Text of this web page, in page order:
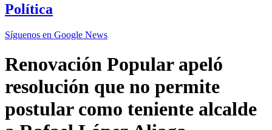
Política
Síguenos en Google News
Renovación Popular apeló
resolución que no permite
postular como teniente alcalde